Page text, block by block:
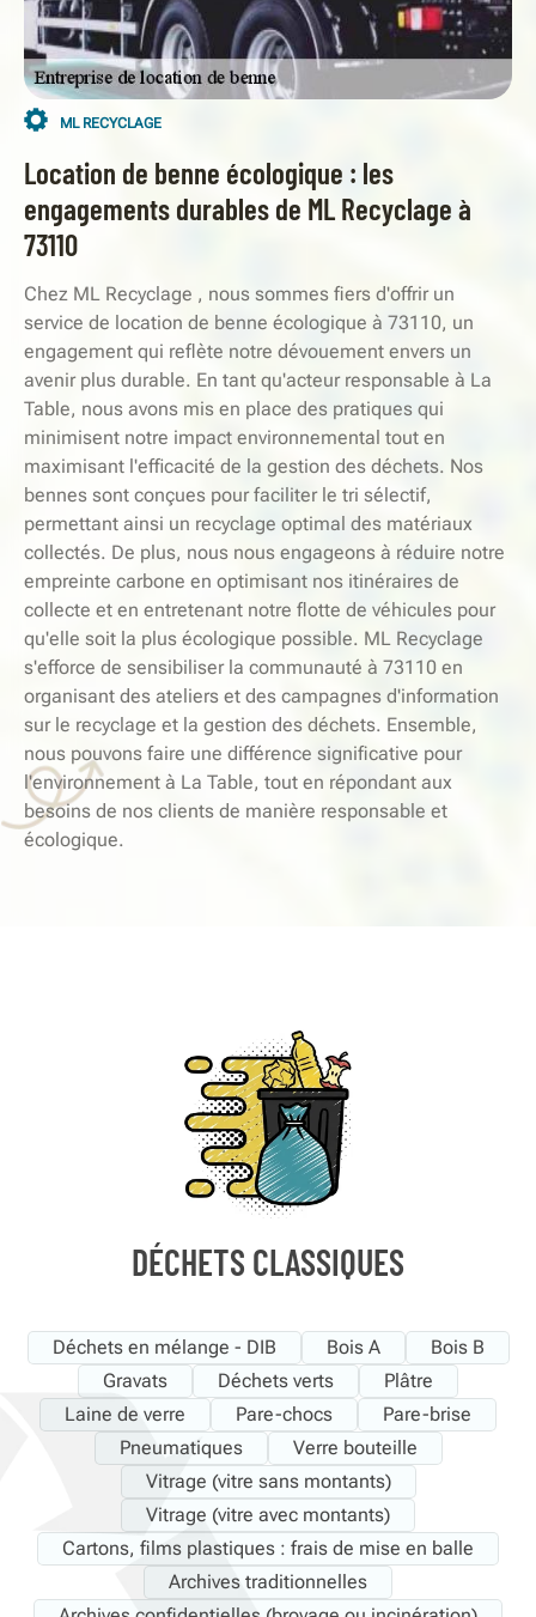
ML RECYCLAGE
Location de benne écologique : les
engagements durables de ML Recyclage à
73110
Chez ML Recyclage , nous sommes fiers d'offrir un
service de location de benne écologique à 73110, un
engagement qui reflète notre dévouement envers un
avenir plus durable. En tant qu'acteur responsable à La
Table, nous avons mis en place des pratiques qui
minimisent notre impact environnemental tout en
maximisant l'efficacité de la gestion des déchets. Nos
bennes sont conçues pour faciliter le tri sélectif,
permettant ainsi un recyclage optimal des matériaux
collectés. De plus, nous nous engageons à réduire notre
empreinte carbone en optimisant nos itinéraires de
collecte et en entretenant notre flotte de véhicules pour
qu'elle soit la plus écologique possible. ML Recyclage
s'efforce de sensibiliser la communauté à 73110 en
organisant des ateliers et des campagnes d'information
sur le recyclage et la gestion des déchets. Ensemble,
nous pouvons faire une différence significative pour
l'environnement à La Table, tout en répondant aux
besoins de nos clients de manière responsable et
écologique.
DÉCHETS CLASSIQUES
Déchets en mélange - DIB Bois A
Bois B
Gravats
Déchets verts
Plâtre
Laine de verre
Pare-chocs
Pare-brise
Pneumatiques
Verre bouteille
Vitrage (vitre sans montants)
Vitrage (vitre avec montants)
Cartons, films plastiques : frais de mise en balle
Archives traditionnelles